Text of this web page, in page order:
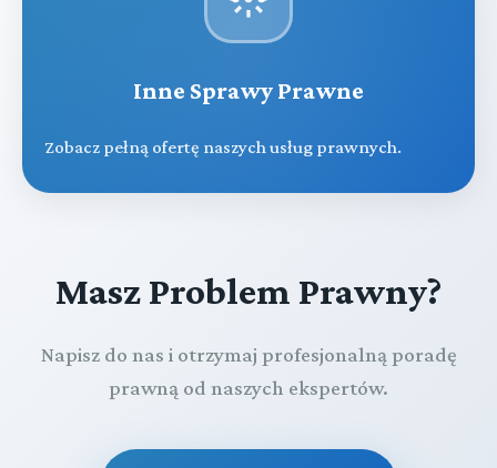
Inne Sprawy Prawne
Zobacz pełną ofertę naszych usług prawnych.
Masz Problem Prawny?
Napisz do nas i otrzymaj profesjonalną poradę
prawną od naszych ekspertów.